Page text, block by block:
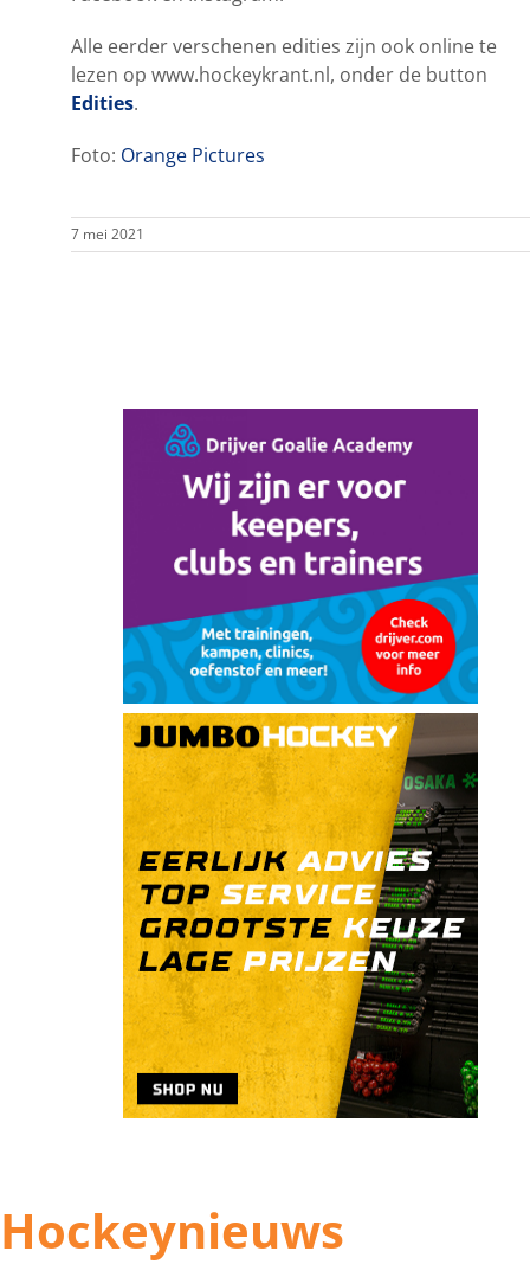
Alle eerder verschenen edities zijn ook online te
lezen op www.hockeykrant.nl, onder de button
Edities.
Foto: Orange Pictures
7 mei 2021
Hockeynieuws